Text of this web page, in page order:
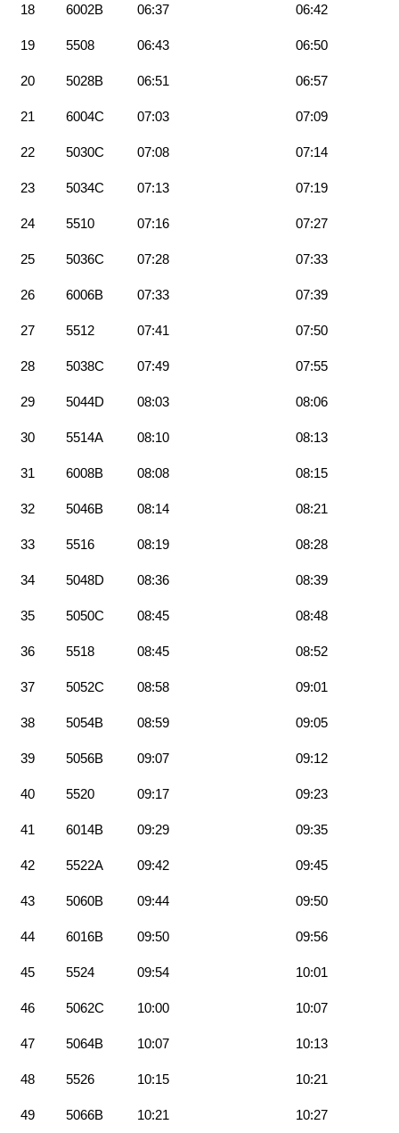
18 6002B 06:37 06:42
19 5508 06:43 06:50
20 5028B 06:51 06:57
21 6004C 07:03 07:09
22 5030C 07:08 07:14
23 5034C 07:13 07:19
24 5510 07:16 07:27
25 5036C 07:28 07:33
26 6006B 07:33 07:39
27 5512 07:41 07:50
28 5038C 07:49 07:55
29 5044D 08:03 08:06
30 5514A 08:10 08:13
31 6008B 08:08 08:15
32 5046B 08:14 08:21
33 5516 08:19 08:28
34 5048D 08:36 08:39
35 5050C 08:45 08:48
36 5518 08:45 08:52
37 5052C 08:58 09:01
38 5054B 08:59 09:05
39 5056B 09:07 09:12
40 5520 09:17 09:23
41 6014B 09:29 09:35
42 5522A 09:42 09:45
43 5060B 09:44 09:50
44 6016B 09:50 09:56
45 5524 09:54 10:01
46 5062C 10:00 10:07
47 5064B 10:07 10:13
48 5526 10:15 10:21
49 5066B 10:21 10:27